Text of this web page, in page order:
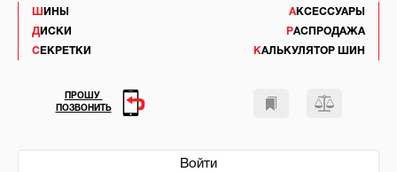
ШИНЫ
ДИСКИ
СЕКРЕТКИ
АКСЕССУАРЫ
РАСПРОДАЖА
КАЛЬКУЛЯТОР ШИН
Войти
ПРОШУ
ПОЗВОНИТЬ